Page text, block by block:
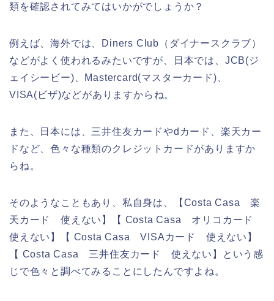
類を確認されてみてはいかがでしょうか？
例えば、海外では、Diners Club（ダイナースクラブ）
などがよく使われるみたいですが、日本では、JCB(ジ
ェイシービー)、Mastercard(マスターカード)、
VISA(ビザ)などがありますからね。
また、日本には、三井住友カードやdカード、楽天カー
ドなど、色々な種類のクレジットカードがありますか
らね。
そのようなこともあり、私自身は、【Costa Casa 楽
天カード 使えない】【 Costa Casa オリコカード
使えない】【 Costa Casa VISAカード 使えない】
【 Costa Casa 三井住友カード 使えない】という感
じで色々と調べてみることにしたんですよね。